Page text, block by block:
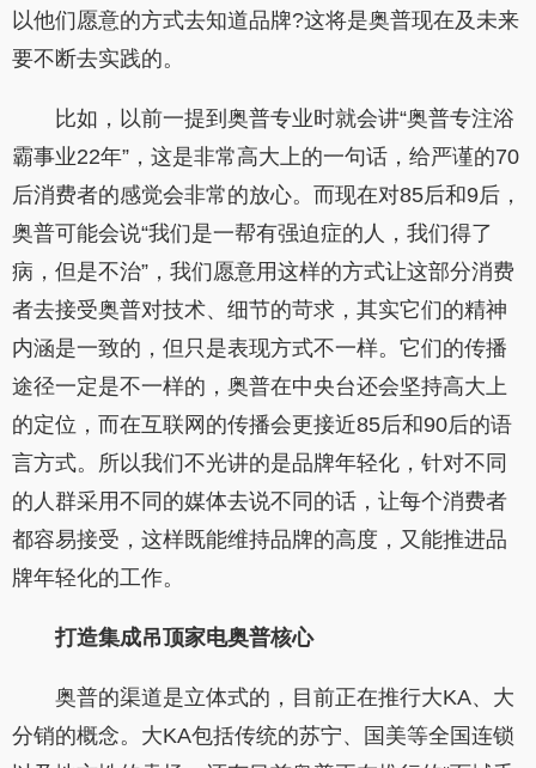
以他们愿意的方式去知道品牌?这将是奥普现在及未来
要不断去实践的。
比如，以前一提到奥普专业时就会讲“奥普专注浴
霸事业22年”，这是非常高大上的一句话，给严谨的70
后消费者的感觉会非常的放心。而现在对85后和9后，
奥普可能会说“我们是一帮有强迫症的人，我们得了
病，但是不治”，我们愿意用这样的方式让这部分消费
者去接受奥普对技术、细节的苛求，其实它们的精神
内涵是一致的，但只是表现方式不一样。它们的传播
途径一定是不一样的，奥普在中央台还会坚持高大上
的定位，而在互联网的传播会更接近85后和90后的语
言方式。所以我们不光讲的是品牌年轻化，针对不同
的人群采用不同的媒体去说不同的话，让每个消费者
都容易接受，这样既能维持品牌的高度，又能推进品
牌年轻化的工作。
打造集成吊顶家电奥普核心
奥普的渠道是立体式的，目前正在推行大KA、大
分销的概念。大KA包括传统的苏宁、国美等全国连锁